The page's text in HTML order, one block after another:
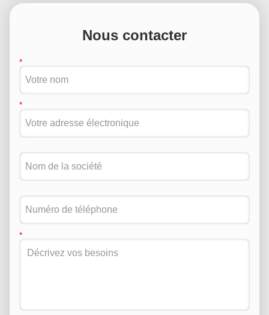
Nous contacter